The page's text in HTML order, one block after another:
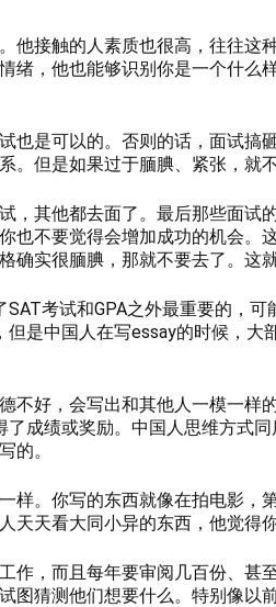
他接触的人素质也很高，往往这
，他也能够识别你是一个什么
也是可以的。否则的话，面试搞
但是如果过于腼腆、紧张，就不
，其他都去面了。最后那些面试
也不要觉得会增加成功的机会。
实很腼腆，那就不要去了。这就
考试和GPA之外最重要的，可
是中国人在写essay的时候，大
好，会写出和其他人一模一样
成绩或奖励。中国人思维方式
的。
样。你写的东西就像在拍电影，
天看大同小异的东西，他觉得你
作，而且每年要审阅几百份、甚
图猜测他们想要什么。特别像以